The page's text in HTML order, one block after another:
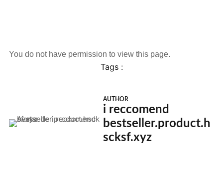
You do not have permission to view this page.
Tags :
AUTHOR
i reccomend
bestseller.product.h
scksf.xyz